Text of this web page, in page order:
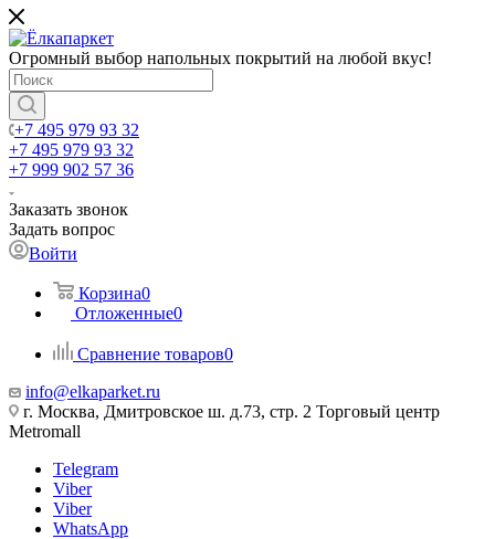
Огромный выбор напольных покрытий на любой вкус!
+7 495 979 93 32
+7 495 979 93 32
+7 999 902 57 36
Заказать звонок
Задать вопрос
Войти
Корзина0
Отложенные0
Сравнение товаров0
info@elkaparket.ru
г. Москва, Дмитровское ш. д.73, стр. 2 Торговый центр
Metromall
Telegram
Viber
Viber
WhatsApp